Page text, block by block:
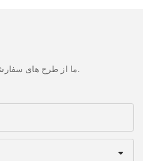
ما از طرح های سفارشی و ایده ها استقبال می کنیم و قادر به تهیه نیازهای خاص می شود. برای اطلاعات بیشتر، لطفا از وب سایت بازدید کنید یا به طور مستقیم با سوالات و سوالات تماس بگیرید.